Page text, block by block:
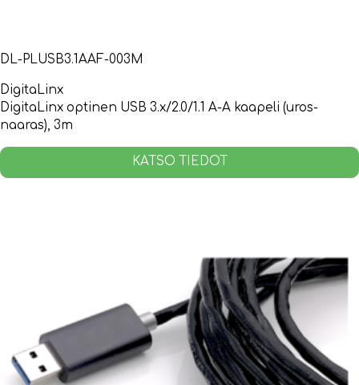
DL-PLUSB3.1AAF-003M
DigitaLinx
DigitaLinx optinen USB 3.x/2.0/1.1 A-A kaapeli (uros-
naaras), 3m
KATSO TIEDOT